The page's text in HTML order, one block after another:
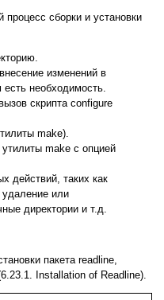
сборки и установки
изменений в
необходимость.
скрипта configure
make).
make с опцией
действий, таких как
или
директории и т.д.
пакета readline,
Installation of Readline).